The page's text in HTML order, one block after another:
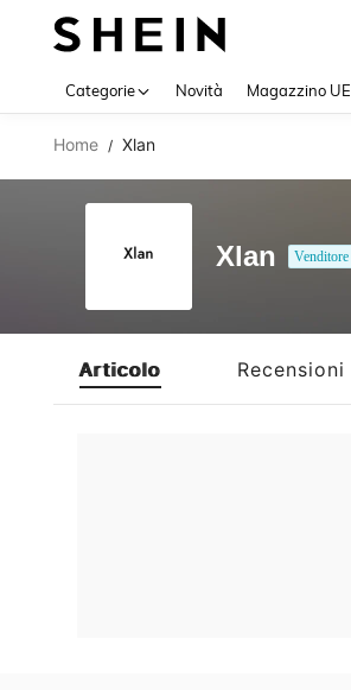
Categorie Novità Magazzino UE
Home / Xlan
Xlan Venditore
Articolo Recensioni